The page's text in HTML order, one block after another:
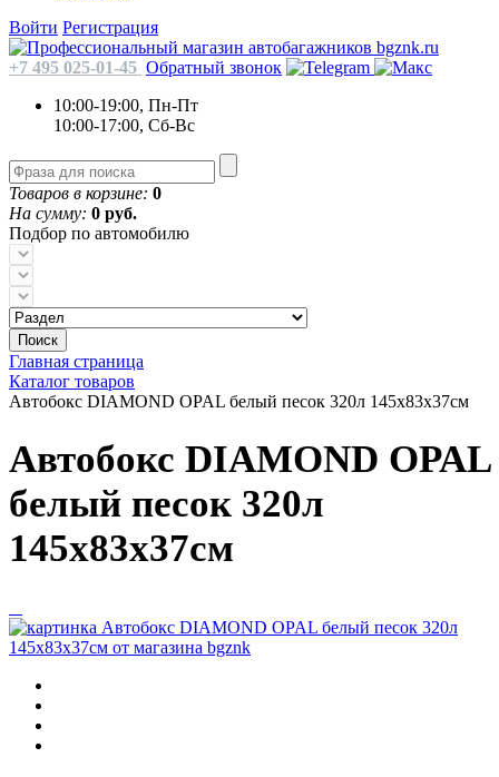
Войти Регистрация
+7 495 025-01-45 Обратный звонок
10:00-19:00, Пн-Пт
10:00-17:00, Сб-Вс
Товаров в корзине: 0
На сумму: 0 руб.
Подбор по автомобилю
Поиск
Главная страница
Каталог товаров
Автобокс DIAMOND OPAL белый песок 320л 145х83x37см
Автобокс DIAMOND OPAL
белый песок 320л
145х83x37см